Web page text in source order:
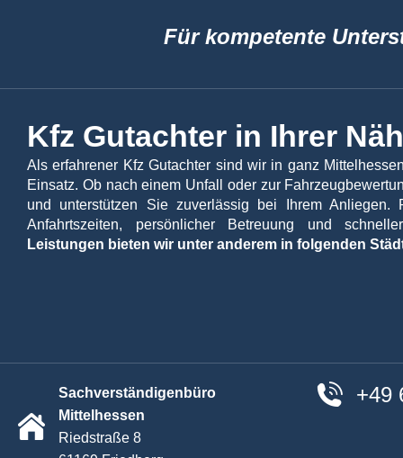
Für kompetente
Kfz Gutachter in Ihrer
Als erfahrener Kfz Gutachter sind wir in ganz
Einsatz. Ob nach einem Unfall oder zur
und unterstützen Sie zuverlässig bei Ihrem Anliegen.
Anfahrtszeiten, persönlicher Betreuung und
Leistungen bieten wir unter anderem in folgenden
Sachverständigenbüro
Mittelhessen
Riedstraße 8
+49
Die Unfallmeldung ist
Absenden